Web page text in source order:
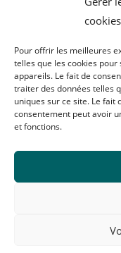
cookies
Pour offrir les meilleures
telles que les cookies
appareils. Le fait de
traiter des données telles
uniques sur ce site. Le fait
consentement peut avoir
et fonctions.
Billetterie
Infos pratiques
La presse en parle